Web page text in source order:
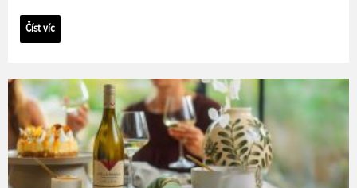
Číst víc